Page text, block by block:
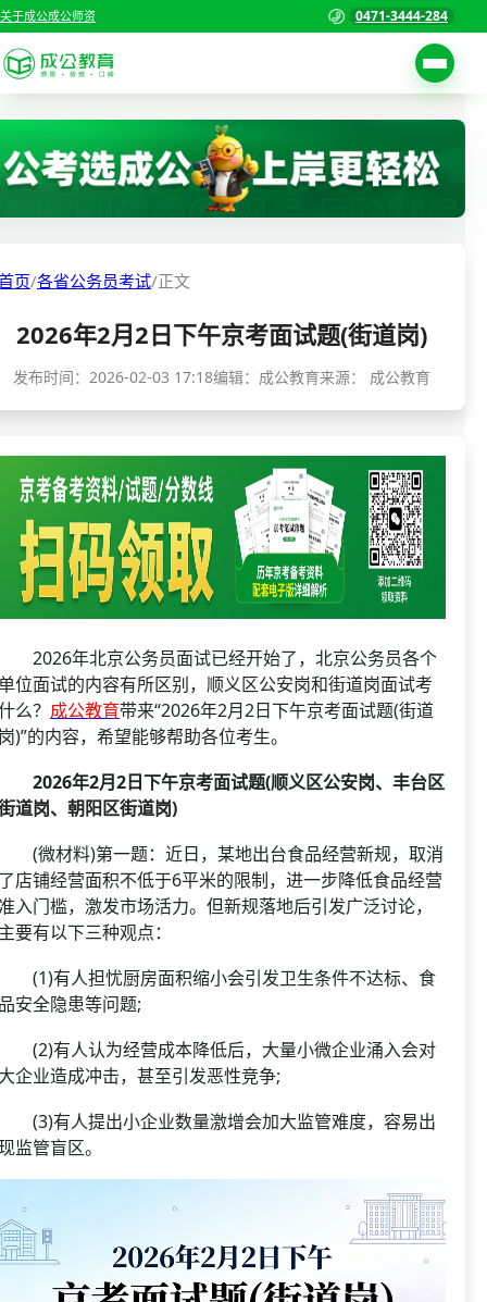
关于成公成公师资 0471-3444-284
考试公告
职位表
准考证打印
考试政策
成绩查询
分数线
资格复审
面试补录
历年真题
公务员课程
首页
国家公务员考试
警察/辅警考试
教师资格/教师编制
国企/银行考试
页/各省公务员考试/正文
2026年2月2日下午京考面试题(街道岗)
发布时间： 2026-02-03 17:18编辑：成公教育来源： 成公教育
年北京公务员面试已经开始了，北京公务员各个
位面试的内容有所区别，顺义区公安岗和街道岗面试考
么？ 成公教育带来“2026年2月2日下午京考面试题(街道
)”的内容，希望能够帮助各位考生。
年2月2日下午京考面试题(顺义区公安岗、丰台区
道岗、朝阳区街道岗)
微材料)第一题：近日，某地出台食品经营新规，取消
店铺经营面积不低于6平米的限制，进一步降低食品经营
入门槛，激发市场活力。但新规落地后引发广泛讨论，
要有以下三种观点：
有人担忧厨房面积缩小会引发卫生条件不达标、食
安全隐患等问题;
有人认为经营成本降低后，大量小微企业涌入会对
企业造成冲击，甚至引发恶性竞争;
有人提出小企业数量激增会加大监管难度，容易出
监管盲区。